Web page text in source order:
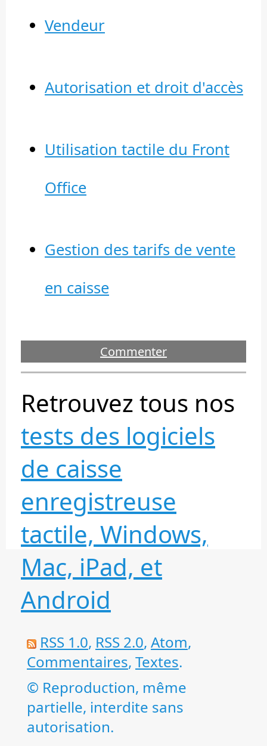
Vendeur
Autorisation et droit d'accès
Utilisation tactile du Front
Office
Gestion des tarifs de vente
en caisse
Commenter
Retrouvez tous nos
tests des logiciels
de caisse
enregistreuse
tactile, Windows,
Mac, iPad, et
Android
RSS 1.0, RSS 2.0, Atom,
Commentaires, Textes.
© Reproduction, même
partielle, interdite sans
autorisation.